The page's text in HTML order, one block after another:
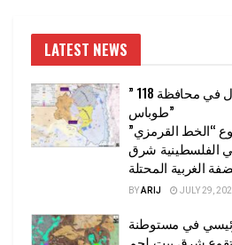
LATEST NEWS
” 118 ألف دونم مهددة بالعزل في محافظة
طوباس”
“الخط القرمزي”
الفلسطينية شرق
الغربية المحتلة
BYARIJ JULY 29,
في مستوطنة